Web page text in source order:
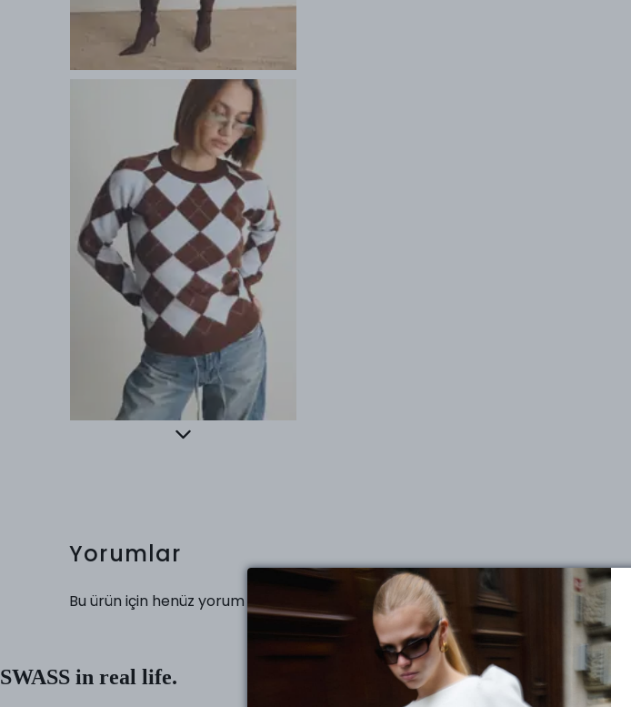
Yorumlar
Bu ürün için henüz yorum yapılmamış.